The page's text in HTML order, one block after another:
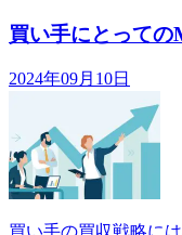
買い手にとって
2024年09月10日